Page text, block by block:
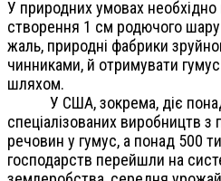
У природних умовах необхідно
створення 1 см родючого шару
жаль, природні фабрики
чинниками, й отримувати
шляхом.
У США, зокрема, діє
спеціалізованих виробництв з
речовин у гумус, а понад 500
господарств перейшли на